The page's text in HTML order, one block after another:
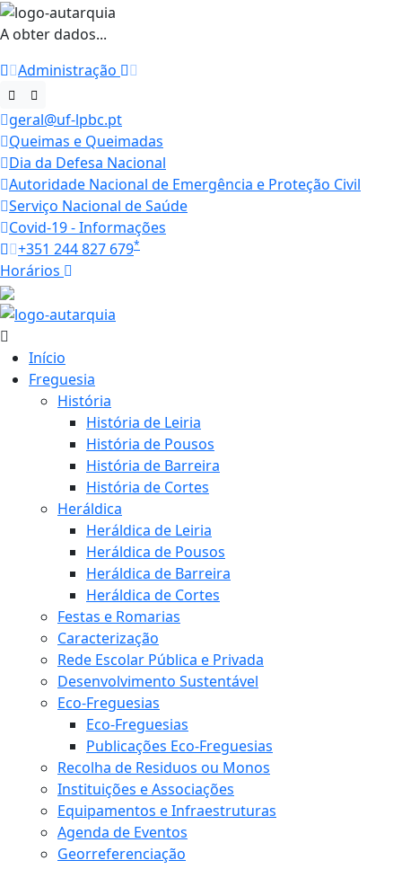
A obter dados...
Administração
geral@uf-lpbc.pt
Queimas e Queimadas
Dia da Defesa Nacional
Autoridade Nacional de Emergência e Proteção Civil
Serviço Nacional de Saúde
Covid-19 - Informações
+351 244 827 679*
Horários
Início
Freguesia
História
História de Leiria
História de Pousos
História de Barreira
História de Cortes
Heráldica
Heráldica de Leiria
Heráldica de Pousos
Heráldica de Barreira
Heráldica de Cortes
Festas e Romarias
Caracterização
Rede Escolar Pública e Privada
Desenvolvimento Sustentável
Eco-Freguesias
Eco-Freguesias
Publicações Eco-Freguesias
Recolha de Residuos ou Monos
Instituições e Associações
Equipamentos e Infraestruturas
Agenda de Eventos
Georreferenciação